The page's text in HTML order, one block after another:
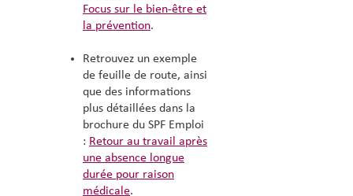
Focus sur le bien-être et
la prévention.
Retrouvez un exemple
de feuille de route, ainsi
que des informations
plus détaillées dans la
brochure du SPF Emploi
: Retour au travail après
une absence longue
durée pour raison
médicale.